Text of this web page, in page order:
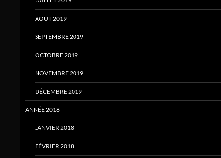
AOÛT 2019
SEPTEMBRE 2019
OCTOBRE 2019
NOVEMBRE 2019
DÉCEMBRE 2019
ANNÉE 2018
JANVIER 2018
FÉVRIER 2018